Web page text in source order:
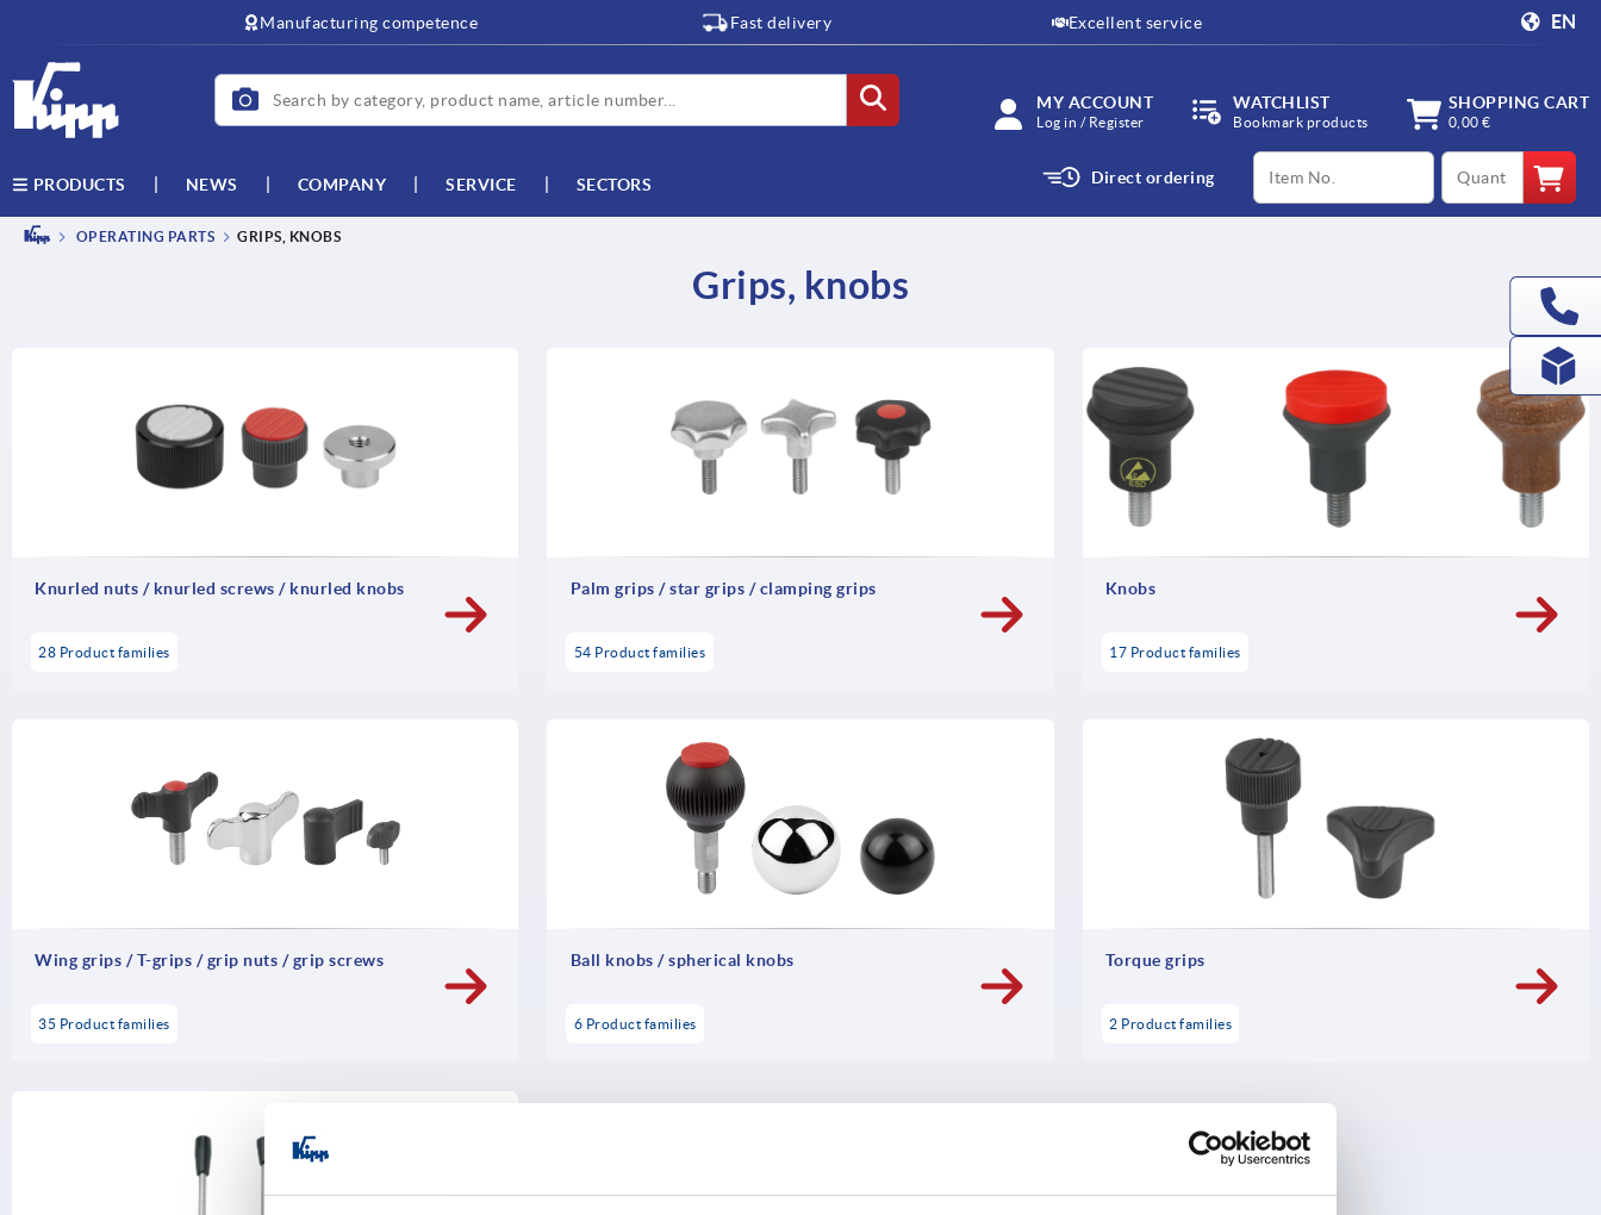
Manufacturing competence Fast delivery Excellent service EN
MY ACCOUNT
Log in / Register
WATCHLIST
Bookmark products
SHOPPING CART
0,00 €
PRODUCTS NEWS COMPANY SERVICE SECTORS Direct ordering
productCode qty
OPERATING PARTS GRIPS, KNOBS
Grips, knobs
Knurled nuts / knurled screws / knurled knobs
28 Product families
Palm grips / star grips / clamping grips
54 Product families
Knobs
17 Product families
Wing grips / T-grips / grip nuts / grip screws
35 Product families
Ball knobs / spherical knobs
6 Product families
Torque grips
2 Product families